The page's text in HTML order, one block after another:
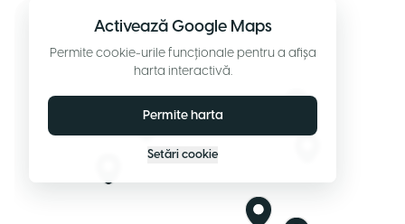
Activează Google Maps
Permite cookie-urile funcționale pentru a afișa
harta interactivă.
Permite harta
Setări cookie